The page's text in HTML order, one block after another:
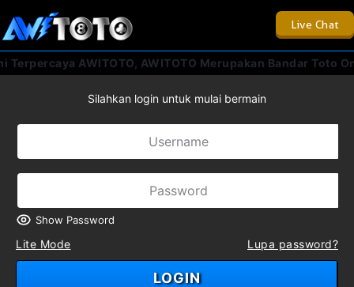
Live Chat
AWITOTO, AWITOTO Merupakan Bandar
Silahkan login untuk mulai bermain
Show Password
Lite Mode Lupa password?
LOGIN